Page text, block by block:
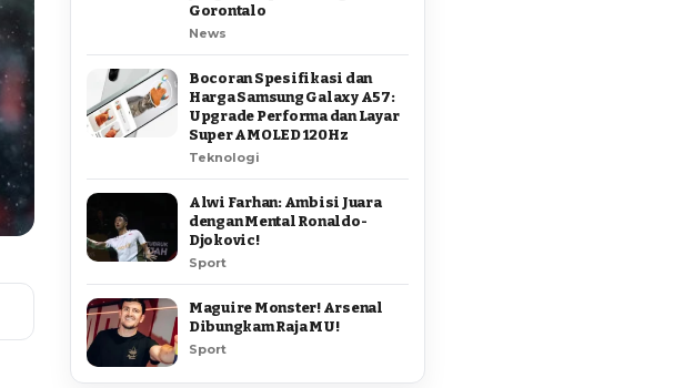
Gorontalo
News
Bocoran Spesifikasi dan
Harga Samsung Galaxy A57:
Upgrade Performa dan Layar
Super AMOLED 120Hz
Teknologi
Alwi Farhan: Ambisi Juara
dengan Mental Ronaldo-
Djokovic!
Sport
Maguire Monster! Arsenal
Dibungkam Raja MU!
Sport